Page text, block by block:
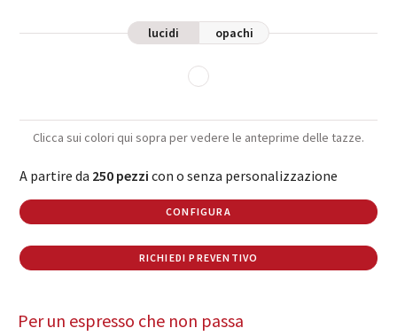
lucidi opachi
Clicca sui colori qui sopra per vedere le anteprime delle tazze.
A partire da 250 pezzi con o senza personalizzazione
CONFIGURA
RICHIEDI PREVENTIVO
Per un espresso che non passa